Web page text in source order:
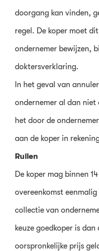
doorgang kan vinden,
regel. De koper moet
ondernemer bewijzen,
doktersverklaring.
In het geval van
ondernemer al dan niet
het door de
aan de koper in
Ruilen
De koper mag binnen
overeenkomst
collectie van
keuze goedkoper is
oorspronkelijke prijs